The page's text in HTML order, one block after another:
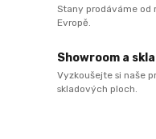
Stany prodáváme od
Evropě.
Showroom a
Vyzkoušejte si naše
skladových ploch.